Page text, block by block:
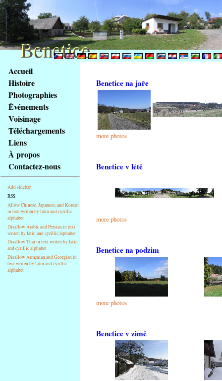
obsah
stránky
Klávesové
zkratky
tomto
webu
základní
Hlavní
strana
Accueil
Histoire
Photographies
Événements
Voisinage
Téléchargements
Liens
À propos
Contactez-nous
Add sidebar
RSS
Allow Chinese, Japanese, and Korean
in text writen by latin and cyrillic
alphabet
Disallow Arabic and Persian in text
writen by latin and cyrillic alphabet
Disallow Thai in text writen by latin
and cyrillic alphabet
Disallow Armenian and Georgian in
text writen by latin and cyrillic
alphabet
Benetice na jaře
more photos
Benetice v létě
more photos
Benetice na podzim
more photos
Benetice v zimě
Benetice
Benetice